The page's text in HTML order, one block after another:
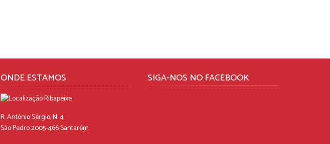
ONDE ESTAMOS
R. António Sérgio, N. 4
São Pedro 2005-466 Santarém
SIGA-NOS NO FACEBOOK